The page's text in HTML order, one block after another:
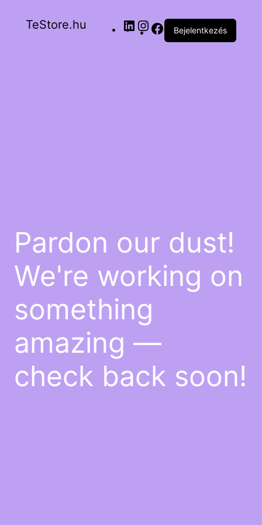
TeStore.hu Bejelentkezés
Pardon our dust!
We're working on
something
amazing —
check back soon!